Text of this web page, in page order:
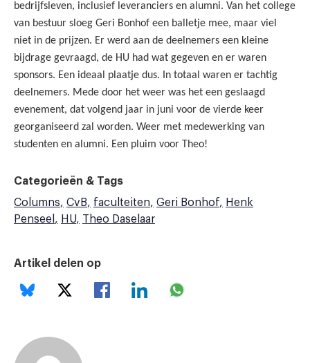
bedrijfsleven, inclusief leveranciers en alumni. Van het college
van bestuur sloeg Geri Bonhof een balletje mee, maar viel
niet in de prijzen. Er werd aan de deelnemers een kleine
bijdrage gevraagd, de HU had wat gegeven en er waren
sponsors. Een ideaal plaatje dus. In totaal waren er tachtig
deelnemers. Mede door het weer was het een geslaagd
evenement, dat volgend jaar in juni voor de vierde keer
georganiseerd zal worden. Weer met medewerking van
studenten en alumni. Een pluim voor Theo!
Categorieën & Tags
Columns
CvB faculteiten Geri Bonhof
Henk
Penseel
HU Theo Daselaar
Artikel delen op